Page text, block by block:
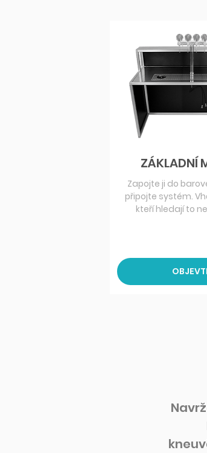
ZÁKLADNÍ
Zapojte ji do
připojte systém.
kteří hledají to